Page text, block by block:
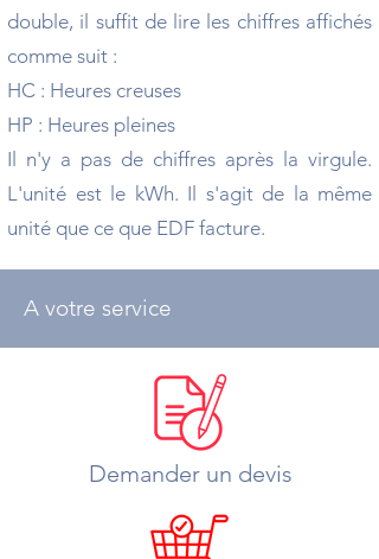
double, il suffit de lire les chiffres affichés
comme suit :
HC : Heures creuses
HP : Heures pleines
Il n'y a pas de chiffres après la virgule.
L'unité est le kWh. Il s'agit de la même
unité que ce que EDF facture.
A votre service
Demander un devis